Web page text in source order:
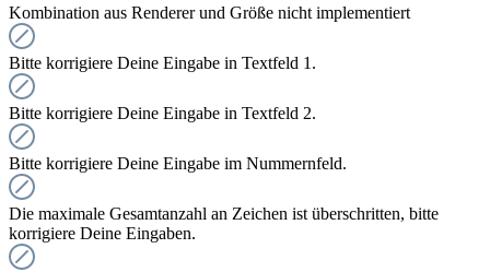
Kombination aus Renderer und Größe nicht implementiert
Bitte korrigiere Deine Eingabe in Textfeld 1.
Bitte korrigiere Deine Eingabe in Textfeld 2.
Bitte korrigiere Deine Eingabe im Nummernfeld.
Die maximale Gesamtanzahl an Zeichen ist überschritten, bitte
korrigiere Deine Eingaben.